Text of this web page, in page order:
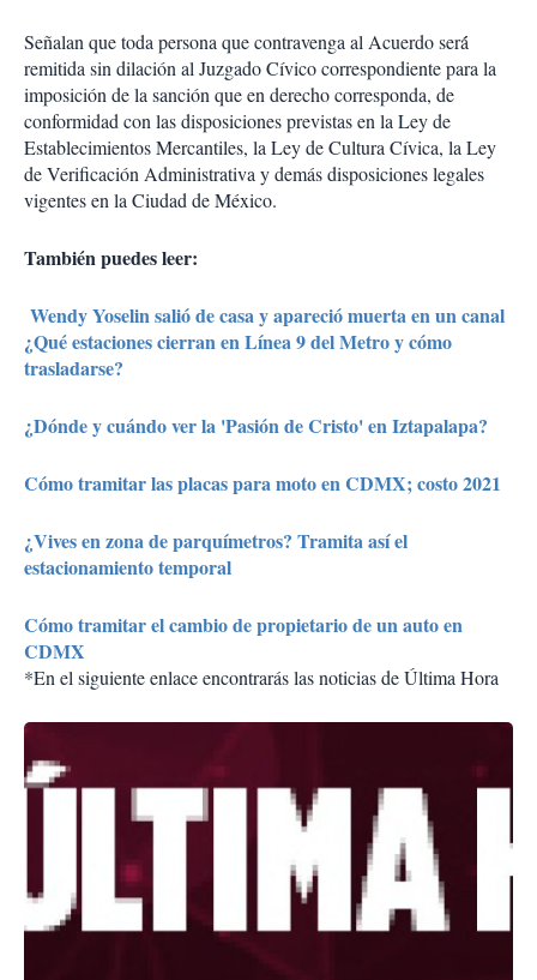
Señalan que toda persona que contravenga al Acuerdo será́
remitida sin dilación al Juzgado Cívico correspondiente para la
imposición de la sanción que en derecho corresponda, de
conformidad con las disposiciones previstas en la Ley de
Establecimientos Mercantiles, la Ley de Cultura Cívica, la Ley
de Verificación Administrativa y demás disposiciones legales
vigentes en la Ciudad de México.
También puedes leer:
Wendy Yoselin salió de casa y apareció muerta en un canal
¿Qué estaciones cierran en Línea 9 del Metro y cómo
trasladarse?
¿Dónde y cuándo ver la 'Pasión de Cristo' en Iztapalapa?
Cómo tramitar las placas para moto en CDMX; costo 2021
¿Vives en zona de parquímetros? Tramita así el
estacionamiento temporal
Cómo tramitar el cambio de propietario de un auto en
CDMX
*En el siguiente enlace encontrarás las noticias de Última Hora